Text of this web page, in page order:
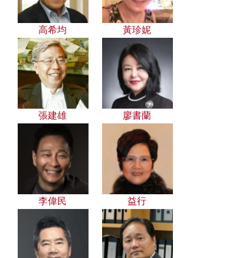
高希均 黃珍妮
張建雄 廖書蘭
李偉民 益行